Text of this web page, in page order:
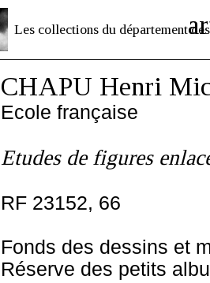
Les collections du département des
CHAPU Henri
Ecole française
Etudes de figures
RF 23152, 66
Fonds des dessins et
Réserve des petits